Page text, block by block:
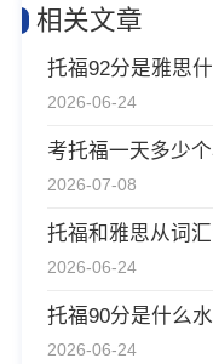
相关文章
托福92分是雅思
2026-06-24
考托福一天多少
2026-07-08
托福和雅思从词
2026-06-24
托福90分是什么
2026-06-24